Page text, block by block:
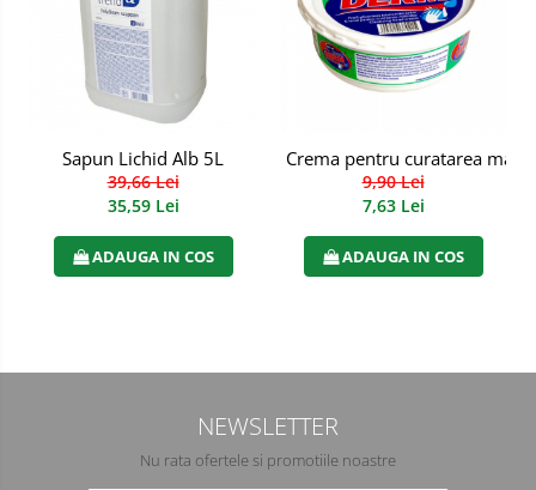
Sapun Lichid Alb 5L
39,66 Lei
35,59 Lei
ADAUGA IN COS
Crema pentru curatarea
9,90 Lei
7,63 Lei
ADAUGA IN COS
NEWSLETTER
Nu rata ofertele si promotiile noastre